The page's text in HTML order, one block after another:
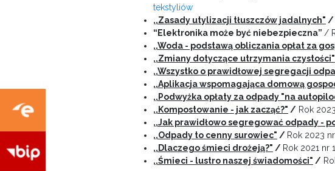
tekstyliów
,,Zasady utylizacji tłuszczów jadalnych" /
“Elektronika może być niebezpieczna” /
,,Woda - podstawą obliczania opłat za
,,Zmiany dotyczące utrzymania czystości"
,,Wszystko o prawidłowej segregacji
,,Aplikacja wspomagająca domową
,, Podwyżka opłaty za odpady "na
,, Kompostowanie - jak zacząć?" / Rok
,,Jak prawidłowo segregować odpady -
,,Odpady to cenny surowiec" / Rok 2023
,, Dlaczego śmieci drożeją?" / Rok 2021 nr
,,Śmieci - lustro naszej świadomości" /